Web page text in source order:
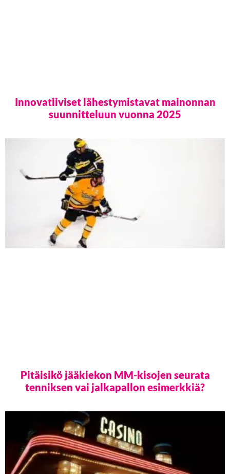
Innovatiiviset lähestymistavat mainonnan
suunnitteluun vuonna 2025
Pitäisikö jääkiekon MM-kisojen seurata
tenniksen vai jalkapallon esimerkkiä?